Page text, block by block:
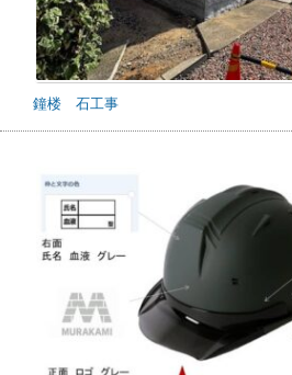
鐘楼 石工事